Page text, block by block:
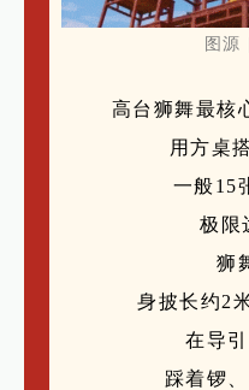
图源
高台狮舞最核
用方桌
一般15
极限
狮
身披长约2
在导
踩着锣